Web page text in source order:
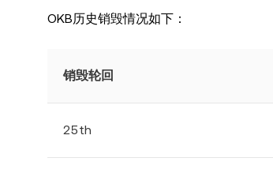
OKB历史销毁情况如下：
销毁轮回
25th